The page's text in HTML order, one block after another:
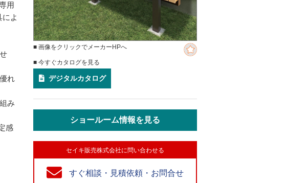
用
よ
れ
み
感
■ 画像をクリックでメーカーHPへ
■ 今すぐカタログを見る
デジタルカタログ
ショールーム情報を見る
セイキ販売株式会社に問い合わせる
すぐ相談・見積依頼・お問合せ